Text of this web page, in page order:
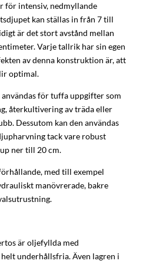
för intensiv, nedmyllande
kan ställas in från 7 till
är det stort avstånd mellan
Varje tallrik har sin egen
av denna konstruktion är, att
optimal.
för tuffa uppgifter som
återkultivering av träda eller
Dessutom kan den användas
tack vare robust
ner till 20 cm.
med till exempel
manövrerade, bakre
är oljefyllda med
underhållsfria. Även lagren i